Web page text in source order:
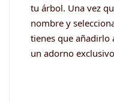
tu árbol. Una vez
nombre y
tienes que añadirlo
un adorno